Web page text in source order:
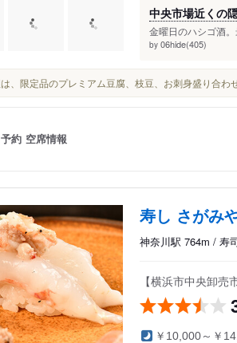
中央市場近くの
金曜日のハシゴ酒
by 06hide(405)
、限定品のプレミアム豆腐、枝豆、お刺身盛り合わ
約 空席情報
寿し さがみ
神奈川駅 764m / 寿
【横浜市中央卸
￥10,000～￥